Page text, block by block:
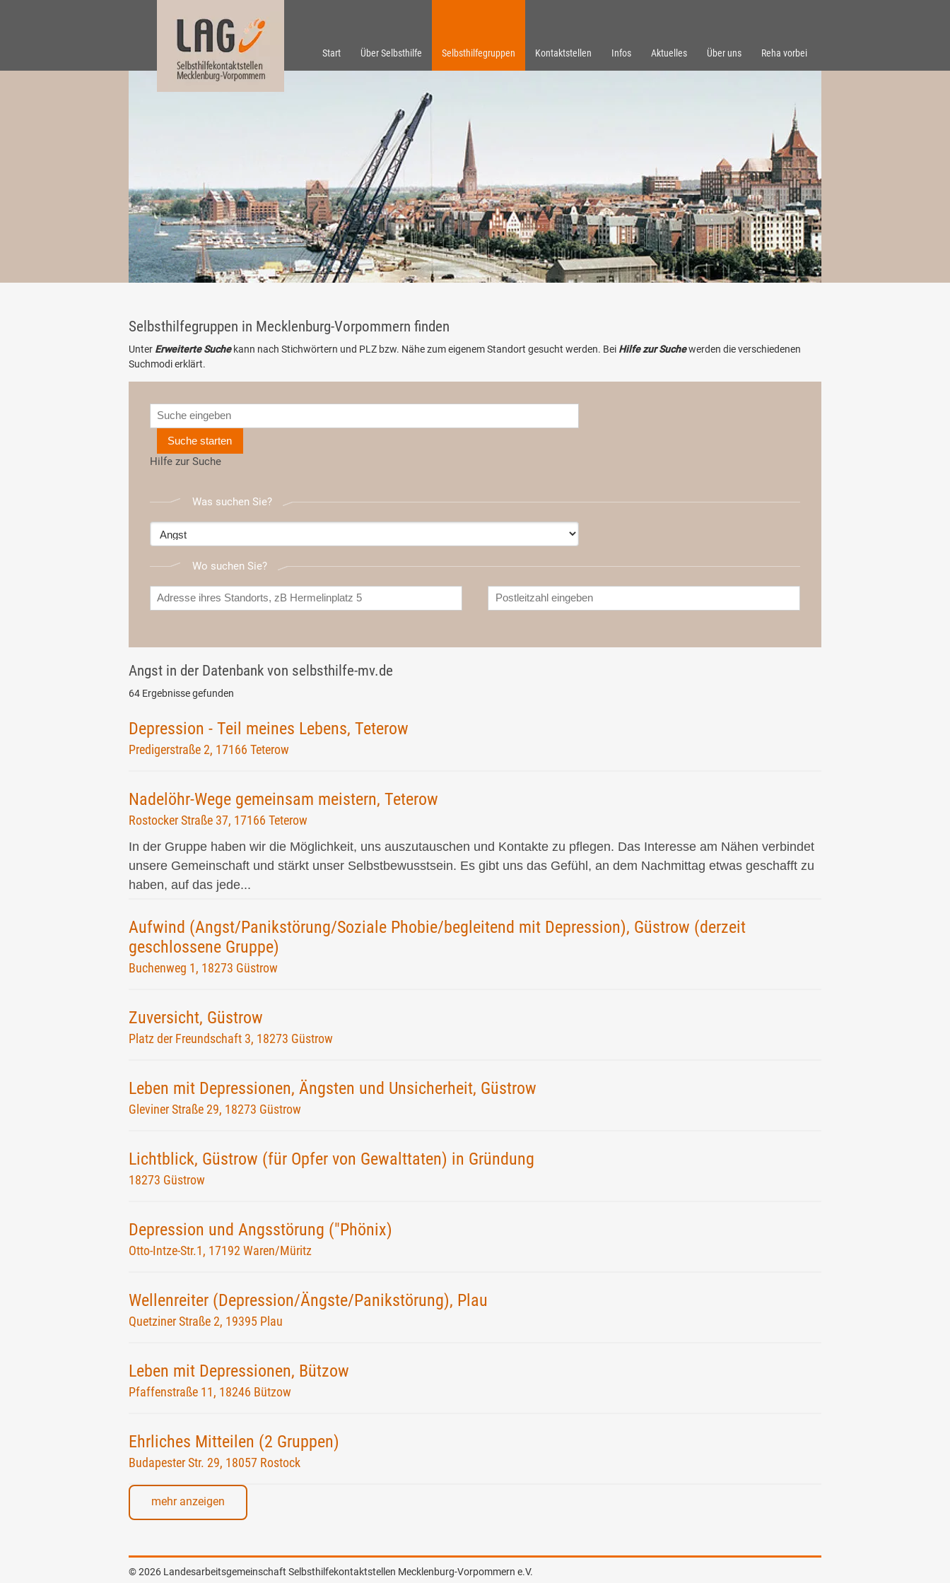
Start Über Selbsthilfe Selbsthilfegruppen Kontaktstellen Infos Aktuelles Über uns Reha vorbei
Selbsthilfegruppen in Mecklenburg-Vorpommern finden
Unter Erweiterte Suchekann nach Stichwörtern und PLZ bzw. Nähe zum eigenem Standort gesucht werden. Bei Hilfe zur Suchewerden die verschiedenen
Suchmodi erklärt.
Suche starten
Hilfe zur Suche
Was suchen Sie?
Wo suchen Sie?
Angst in der Datenbank von selbsthilfe-mv.de
64 Ergebnisse gefunden
Depression - Teil meines Lebens, Teterow
Predigerstraße 2, 17166 Teterow
Nadelöhr-Wege gemeinsam meistern, Teterow
Rostocker Straße 37, 17166 Teterow
In der Gruppe haben wir die Möglichkeit, uns auszutauschen und Kontakte zu pflegen. Das Interesse am Nähen verbindet
unsere Gemeinschaft und stärkt unser Selbstbewusstsein. Es gibt uns das Gefühl, an dem Nachmittag etwas geschafft zu
haben, auf das jede...
Aufwind (Angst/Panikstörung/Soziale Phobie/begleitend mit Depression), Güstrow (derzeit
geschlossene Gruppe)
Buchenweg 1, 18273 Güstrow
Zuversicht, Güstrow
Platz der Freundschaft 3, 18273 Güstrow
Leben mit Depressionen, Ängsten und Unsicherheit, Güstrow
Gleviner Straße 29, 18273 Güstrow
Lichtblick, Güstrow (für Opfer von Gewalttaten) in Gründung
18273 Güstrow
Depression und Angsstörung ("Phönix)
Otto-Intze-Str.1, 17192 Waren/Müritz
Wellenreiter (Depression/Ängste/Panikstörung), Plau
Quetziner Straße 2, 19395 Plau
Leben mit Depressionen, Bützow
Pfaffenstraße 11, 18246 Bützow
Ehrliches Mitteilen (2 Gruppen)
Budapester Str. 29, 18057 Rostock
mehr anzeigen
© 2026 Landesarbeitsgemeinschaft Selbsthilfekontaktstellen Mecklenburg-Vorpommern e.V.